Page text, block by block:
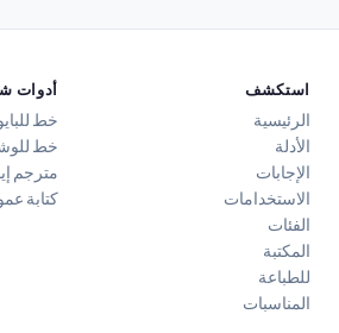
استكشف
الرئيسية
الأدلة
الإجابات
الاستخدامات
الفئات
المكتبة
للطباعة
المناسبات
أدوات
خط
خط
مترجم
كتابة